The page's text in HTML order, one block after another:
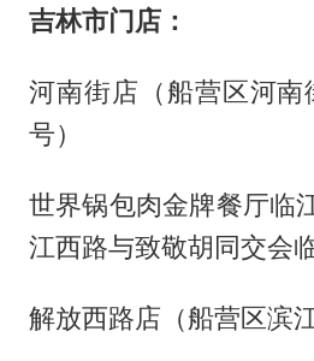
吉林市门店：
河南街店（船营区河南
号）
世界锅包肉金牌餐厅临
江西路与致敬胡同交会
解放西路店（船营区滨